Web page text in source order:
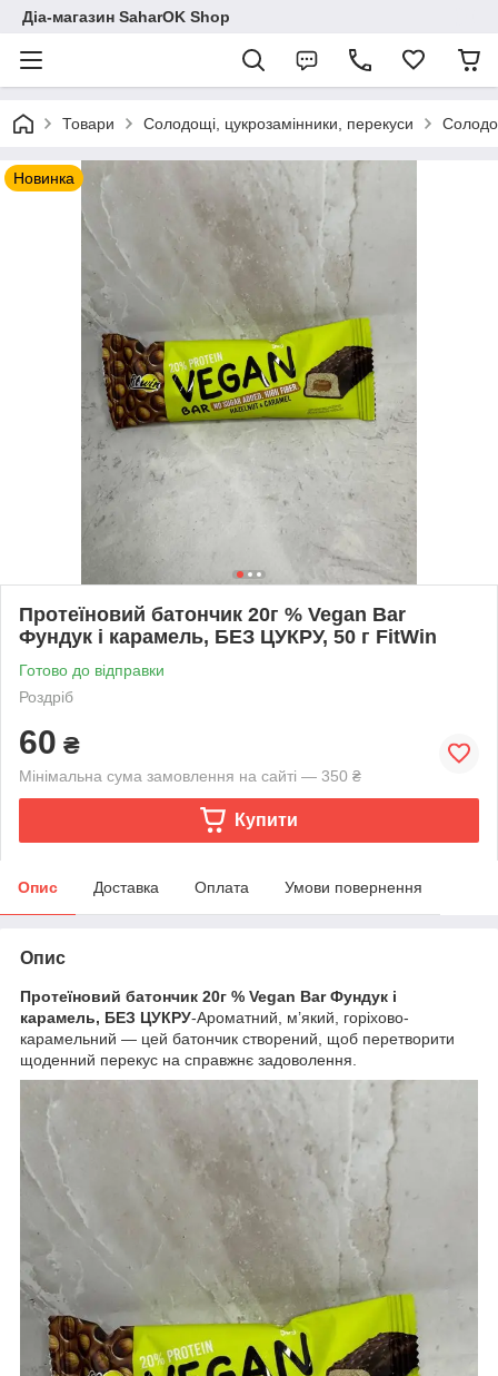
Діа-магазин SaharOK Shop
Товари Солодощі, цукрозамінники, перекуси
Новинка
Протеїновий батончик 20г % Vegan Bar
Фундук і карамель, БЕЗ ЦУКРУ, 50 г FitWin
Готово до відправки
Роздріб
60 ₴
Мінімальна сума замовлення на сайті — 350 ₴
Купити
Опис Доставка Оплата Умови повернення
Опис
Протеїновий батончик 20г % Vegan Bar Фундук і
карамель, БЕЗ ЦУКРУ-Ароматний, м’який, горіхово-
карамельний — цей батончик створений, щоб перетворити
щоденний перекус на справжнє задоволення.